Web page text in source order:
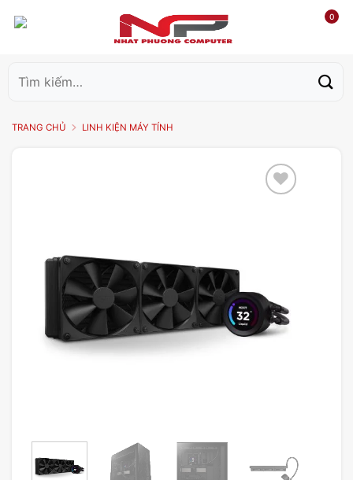
0
kiếm:
TRANG CHỦ LINH KIỆN MÁY TÍNH